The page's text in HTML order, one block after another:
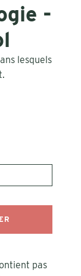
-
lesquels
pas